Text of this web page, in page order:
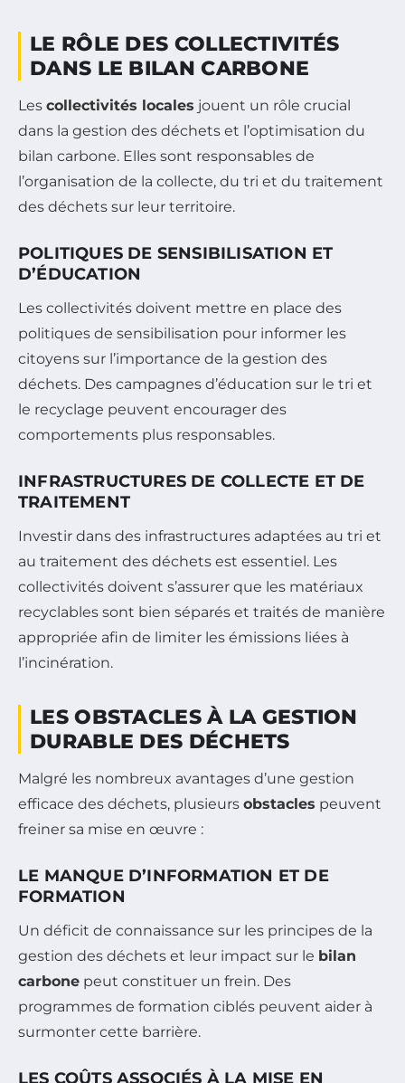
LE RÔLE DES COLLECTIVITÉS
DANS LE BILAN CARBONE
Les collectivités locales jouent un rôle crucial
dans la gestion des déchets et l’optimisation du
bilan carbone. Elles sont responsables de
l’organisation de la collecte, du tri et du traitement
des déchets sur leur territoire.
POLITIQUES DE SENSIBILISATION ET
D’ÉDUCATION
Les collectivités doivent mettre en place des
politiques de sensibilisation pour informer les
citoyens sur l’importance de la gestion des
déchets. Des campagnes d’éducation sur le tri et
le recyclage peuvent encourager des
comportements plus responsables.
INFRASTRUCTURES DE COLLECTE ET DE
TRAITEMENT
Investir dans des infrastructures adaptées au tri et
au traitement des déchets est essentiel. Les
collectivités doivent s’assurer que les matériaux
recyclables sont bien séparés et traités de manière
appropriée afin de limiter les émissions liées à
l’incinération.
LES OBSTACLES À LA GESTION
DURABLE DES DÉCHETS
Malgré les nombreux avantages d’une gestion
efficace des déchets, plusieurs obstacles peuvent
freiner sa mise en œuvre :
LE MANQUE D’INFORMATION ET DE
FORMATION
Un déficit de connaissance sur les principes de la
gestion des déchets et leur impact sur le bilan
carbone peut constituer un frein. Des
programmes de formation ciblés peuvent aider à
surmonter cette barrière.
LES COÛTS ASSOCIÉS À LA MISE EN